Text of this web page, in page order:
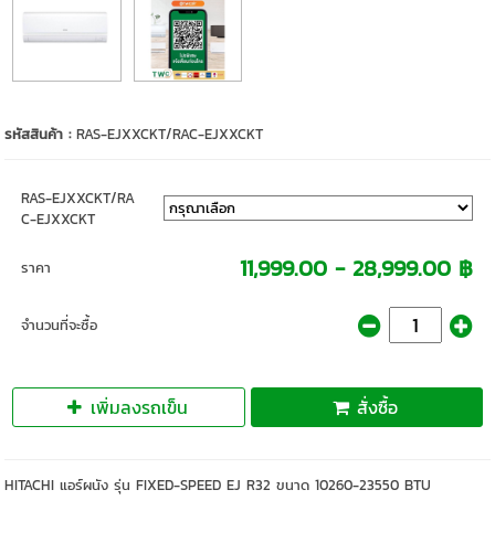
รหัสสินค้า :RAS-EJXXCKT/RAC-EJXXCKT
RAS-EJXXCKT/RA
C-EJXXCKT
ราคา 11,999.00 - 28,999.00 ฿
จำนวนที่จะซื้อ
เพิ่มลงรถเข็น สั่งซื้อ
HITACHI แอร์ผนัง รุ่น FIXED-SPEED EJ R32 ขนาด 10260-23550 BTU